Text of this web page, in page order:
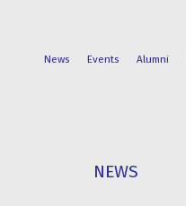
News Events Alumni
NEWS